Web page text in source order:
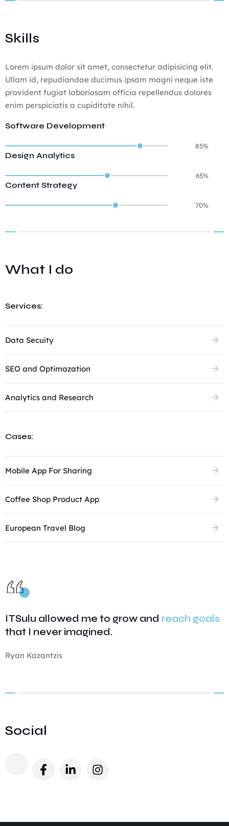
Skills
Lorem ipsum dolor sit amet, consectetur adipisicing elit.
Ullam id, repudiandae ducimus ipsam magni neque iste
provident fugiat laboriosam officia repellendus dolores
enim perspiciatis a cupiditate nihil.
Software Development
85%
Design Analytics
65%
Content Strategy
70%
What I do
Services:
Data Secuity
SEO and Optimazation
Analytics and Research
Cases:
Mobile App For Sharing
Coffee Shop Product App
European Travel Blog
ITSulu allowed me to grow and reach goals
that I never imagined.
Ryan Kazantzis
Social